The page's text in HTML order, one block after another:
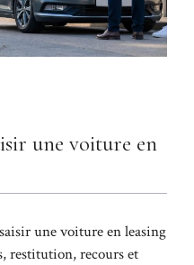
une voiture en
une voiture en leasing
restitution, recours et